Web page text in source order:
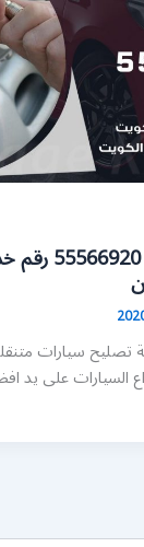
خدمة بنشر
سيارات
السيارات على يد